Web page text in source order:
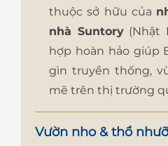
thuộc sở hữu của
nhà Suntory(Nhật
hợp hoàn hảo giúp
gìn truyền thống,
mẽ trên thị trường
Vườn nho & thổ